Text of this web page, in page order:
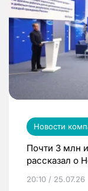
Новости
Почти 3 млн
рассказал о
20:10 / 25.07.26